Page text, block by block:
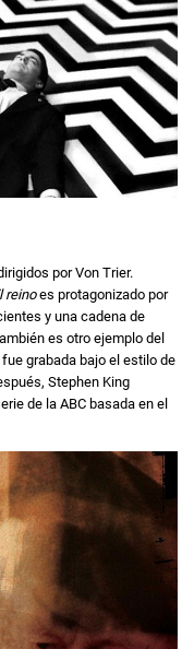
por Von Trier.
reinoes protagonizado por
y una cadena de
es otro ejemplo del
grabada bajo el estilo de
Stephen King
de la ABC basada en el